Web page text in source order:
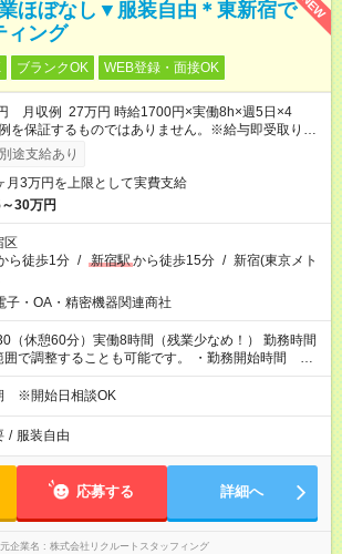
ほぼなし▼服装自由＊東新宿で
ィング
ブランクOK WEB登録・面接OK
月収例 27万円 時給1700円×実働8h×週5日×4
を保証するものではありません。※給与即受取りサ
可（利用条件有）
途支給あり
月3万円を上限として実費支給
30万円
区
ら徒歩1分 / 新宿駅から徒歩15分 / 新宿(東京メト
子・OA・精密機器関連商社
（休憩60分）実働8時間（残業少なめ！） 勤務時間
囲で調整することも可能です。 ・勤務開始時間
・勤務終了時間 18:00～19:00
※開始日相談OK
/ 服装自由
応募する 詳細へ
企業名 株式会社リクルートスタッフィング